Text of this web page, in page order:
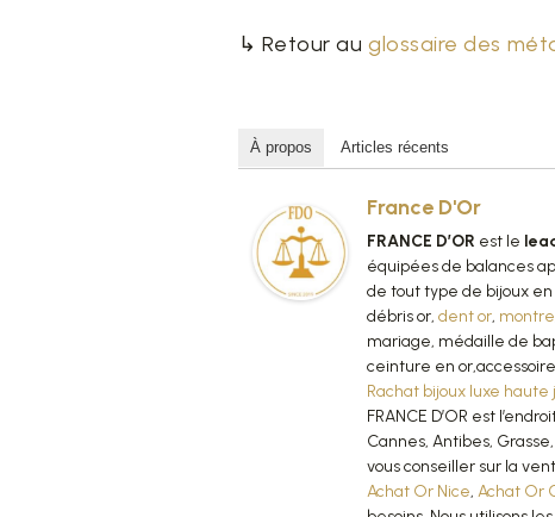
↳ Retour au glossaire des
À propos Articles récents
France D'Or
FRANCE D’OR est le
équipées de balances
de tout type de bijoux en
débris or, dent or, montre
mariage, médaille de
ceinture en
Rachat bijoux luxe haute
FRANCE D’OR est
Cannes, Antibes,
vous conseiller sur la
Achat Or Nice, Achat Or